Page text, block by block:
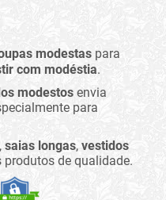
modestas para
com modéstia.
modestos envia
para
, saias longas, vestidos
produtos de qualidade.